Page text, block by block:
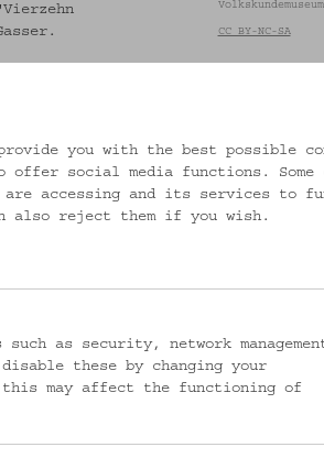
CC BY-NC-SA
you with the best possible
offer social media functions. Some
are accessing and its services to
also reject them if you wish.
as security, network
these by changing your
this may affect the functioning of